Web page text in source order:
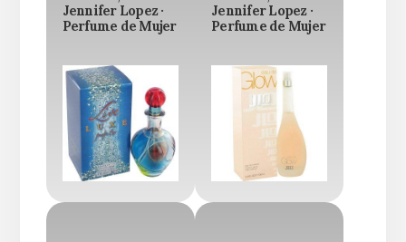
Jennifer Lopez ·
Perfume de Mujer
Jennifer Lopez ·
Perfume de Mujer